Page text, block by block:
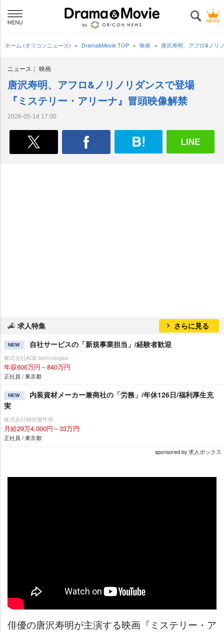
ホーム (オリコンニュース) Drama&Movie TOP 映画 唐沢寿明、アフロ&ノリ
ニュース 映画
唐沢寿明、アフロ&ノリノリダンスで登場
『ミステリー・アリーナ』冒頭映像解禁
2026-05-14 17:00
求人特集 さらに見る
NEW 自社サービスの「新規事業担当」/経験者歓迎
株式会社AGE technologies
年収600万円～840万円
正社員 / 東京都
NEW
内装資材メーカー兼商社の「労務」/年休126日/福利厚生充
実
株式会社桐井製作所
月給29万4,000円～33万円
正社員 / 東京都
sponsored by 求人ボックス
俳優の唐沢寿明が主演する映画『ミステリー・ア